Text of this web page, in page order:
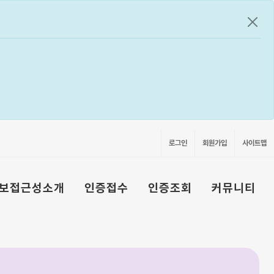
공지
로그인 회원가입 사이트맵
접근성소개 인증접수 인증조회 커뮤니티